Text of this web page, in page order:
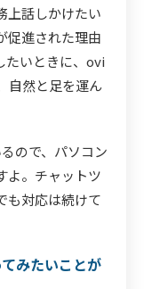
上話しかけたい
促進された理由
たいときに、ovi
自然と足を運ん
ので、パソコン
よ。チャットツ
も対応は続けて
みたいことが